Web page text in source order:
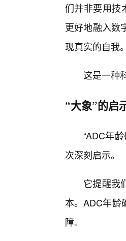
们并非要用技
更好地融入数
现真实的自我。
这是一种
“大象”的启
“ADC年
次深刻启示。
它提醒我
本。ADC年龄
障。